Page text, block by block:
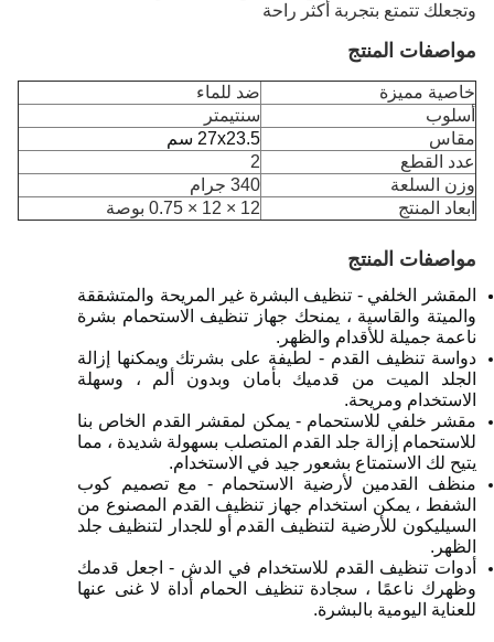
وتجعلك تتمتع بتجربة أكثر راحة
مواصفات المنتج
خاصية مميزة
ضد للماء
أسلوب
سنتيمتر
مقاس
27x23.5 سم
عدد القطع
2
وزن السلعة
340 جرام
ابعاد المنتج
12 × 12 × 0.75 بوصة
مواصفات المنتج
المقشر الخلفي - تنظيف البشرة غير المريحة والمتشققة
والميتة والقاسية ، يمنحك جهاز تنظيف الاستحمام بشرة
ناعمة جميلة للأقدام والظهر.
دواسة تنظيف القدم - لطيفة على بشرتك ويمكنها إزالة
الجلد الميت من قدميك بأمان وبدون ألم ، وسهلة
الاستخدام ومريحة.
مقشر خلفي للاستحمام - يمكن لمقشر القدم الخاص بنا
للاستحمام إزالة جلد القدم المتصلب بسهولة شديدة ، مما
يتيح لك الاستمتاع بشعور جيد في الاستخدام.
منظف ​​القدمين لأرضية الاستحمام - مع تصميم كوب
الشفط ، يمكن استخدام جهاز تنظيف القدم المصنوع من
السيليكون للأرضية لتنظيف القدم أو للجدار لتنظيف جلد
الظهر.
أدوات تنظيف القدم للاستخدام في الدش - اجعل قدمك
وظهرك ناعمًا ، سجادة تنظيف الحمام أداة لا غنى عنها
للعناية اليومية بالبشرة.